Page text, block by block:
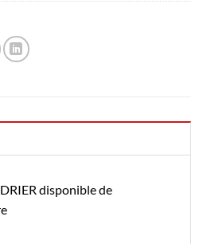
disponible de